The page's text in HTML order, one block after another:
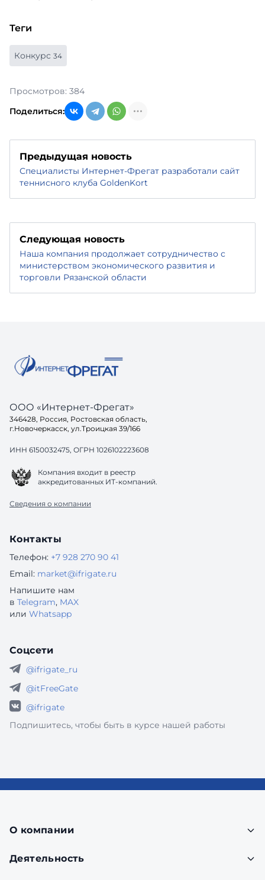
Теги
Конкурс 34
Просмотров: 384
Поделиться:
Предыдущая новость
Специалисты Интернет-Фрегат разработали сайт
теннисного клуба GoldenKort
Следующая новость
Наша компания продолжает сотрудничество с
министерством экономического развития и
торговли Рязанской области
ООО «Интернет-Фрегат»
346428, Россия, Ростовская область,
г.Новочеркасск, ул.Троицкая 39/166
ИНН 6150032475, ОГРН 1026102223608
Компания входит в реестр
аккредитованных ИТ-компаний.
Сведения о компании
Контакты
Телефон: +7 928 270 90 41
Email: market@ifrigate.ru
Напишите нам
в Telegram, MAX
или Whatsapp
Соцсети
@ifrigate_ru
@itFreeGate
@ifrigate
Подпишитесь, чтобы быть в курсе нашей работы
О компании
Деятельность